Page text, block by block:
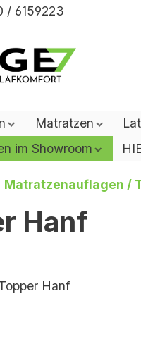
springen
/ 6159223
Matratzen
im Showroom
Matratzenauflagen /
Hanf